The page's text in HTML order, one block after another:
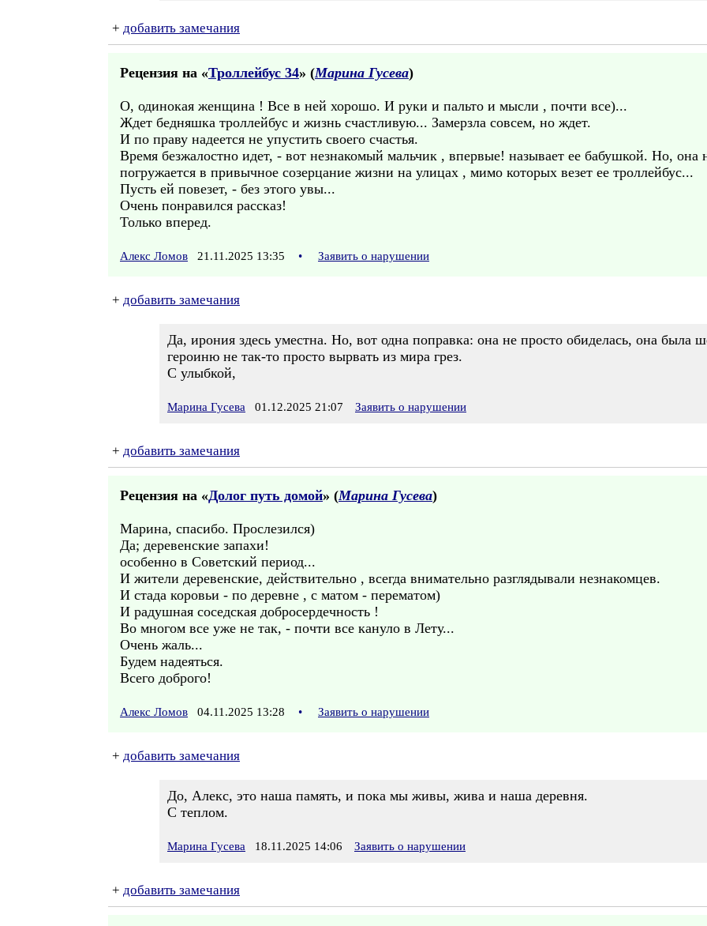
+ добавить замечания
Рецензия на «Троллейбус 34» (Марина Гусева)
О, одинокая женщина ! Все в ней хорошо. И руки и пальто и мысли , почти все)...
Ждет бедняшка троллейбус и жизнь счастливую... Замерзла совсем, но ждет.
И по праву надеется не упустить своего счастья.
Время безжалостно идет, - вот незнакомый мальчик , впервые! называет ее бабушкой. Но, она
погружается в привычное созерцание жизни на улицах , мимо которых везет ее троллейбус...
Пусть ей повезет, - без этого увы...
Очень понравился рассказ!
Только вперед.
Алекс Ломов 21.11.2025 13:35 • Заявить о нарушении
+ добавить замечания
Да, ирония здесь уместна. Но, вот одна поправка: она не просто обиделась, она
героиню не так-то просто вырвать из мира грез.
С улыбкой,
Марина Гусева 01.12.2025 21:07 Заявить о нарушении
+ добавить замечания
Рецензия на «Долог путь домой» (Марина Гусева)
Марина, спасибо. Прослезился)
Да; деревенские запахи!
особенно в Советский период...
И жители деревенские, действительно , всегда внимательно разглядывали незнакомцев.
И стада коровьи - по деревне , с матом - перематом)
И радушная соседская добросердечность !
Во многом все уже не так, - почти все кануло в Лету...
Очень жаль...
Будем надеяться.
Всего доброго!
Алекс Ломов 04.11.2025 13:28 • Заявить о нарушении
+ добавить замечания
До, Алекс, это наша память, и пока мы живы, жива и наша деревня.
С теплом.
Марина Гусева 18.11.2025 14:06 Заявить о нарушении
+ добавить замечания